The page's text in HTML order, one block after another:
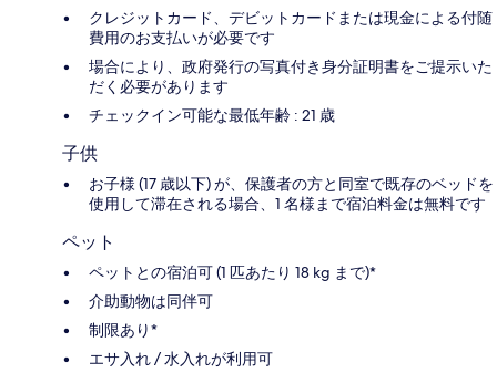
クレジットカード、デビットカードまたは現金による付随
費用のお支払いが必要です
場合により、政府発行の写真付き身分証明書をご提示いた
だく必要があります
チェックイン可能な最低年齢 : 21 歳
子供
お子様 (17 歳以下) が、保護者の方と同室で既存のベッドを
使用して滞在される場合、1 名様まで宿泊料金は無料です
ペット
ペットとの宿泊可 (1 匹あたり 18 kg まで)*
介助動物は同伴可
制限あり*
エサ入れ / 水入れが利用可